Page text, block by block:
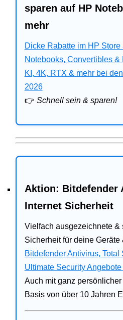
Business
Angebote
Bitdefender
Ratgeber
sparen auf HP
mehr
Dicke Rabatte im HP Store
Notebooks, Convertibles &
KI, 4K, RTX & mehr bei
2026
👉 Schnell sein & sparen!
Aktion: Bitdefender
Internet Sicherheit
Vielfach ausgezeichnete &
Sicherheit für deine Geräte
Bitdefender Antivirus, Total
Ultimate Security
Auch mit ganz
Basis von über 10 Jahren